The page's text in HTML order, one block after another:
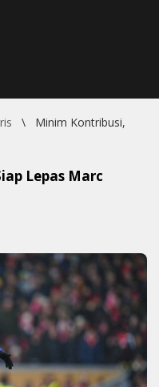
\
Minim Kontribusi,
Lepas Marc